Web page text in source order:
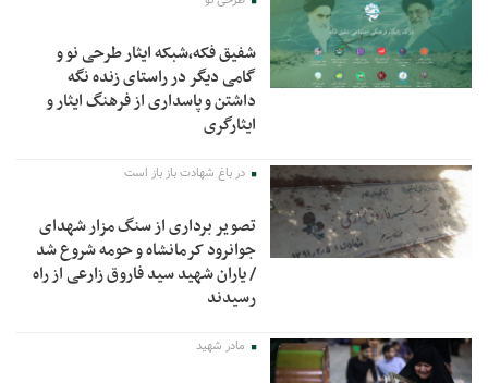
شفیق فکه،شبکه ایثار طرحی نو و
گامی دیگر در راستای زنده نگه
داشتن و پاسداری از فرهنگ ایثار و
ایثارگری
در باغ شهادت باز باز است
تصویر برداری از سنگ مزار شهدای
جوانرود کرمانشاه و حومه شروع شد
/ یاران شهید سید فاروق زارعی از راه
رسیدند
مادر شهید